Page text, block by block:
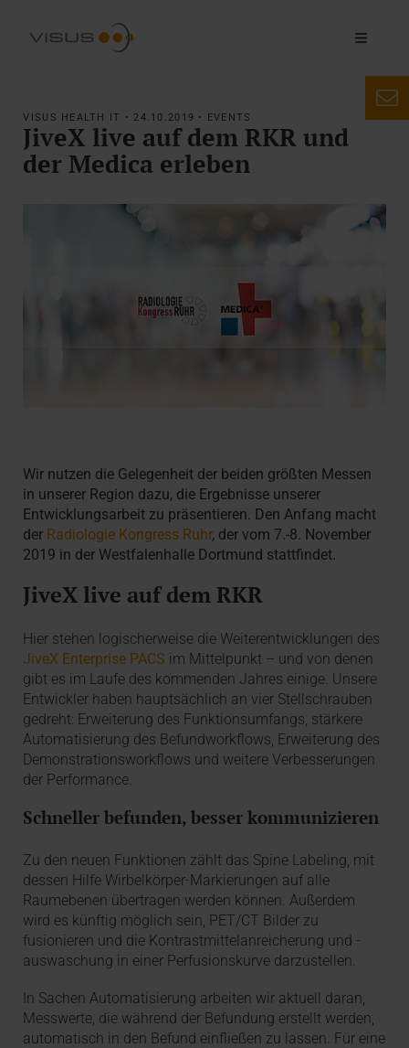
VISUS HEALTH IT • 24.10.2019 • EVENTS
JiveX live auf dem RKR und
der Medica erleben
Wir nutzen die Gelegenheit der beiden größten Messen
in unserer Region dazu, die Ergebnisse unserer
Entwicklungsarbeit zu präsentieren. Den Anfang macht
der Radiologie Kongress Ruhr, der vom 7.-8. November
2019 in der Westfalenhalle Dortmund stattfindet.
JiveX live auf dem RKR
Hier stehen logischerweise die Weiterentwicklungen des
JiveX Enterprise PACS im Mittelpunkt – und von denen
gibt es im Laufe des kommenden Jahres einige. Unsere
Entwickler haben hauptsächlich an vier Stellschrauben
gedreht: Erweiterung des Funktionsumfangs, stärkere
Automatisierung des Befundworkflows, Erweiterung des
Demonstrationsworkflows und weitere Verbesserungen
der Performance.
Schneller befunden, besser kommunizieren
Zu den neuen Funktionen zählt das Spine Labeling, mit
dessen Hilfe Wirbelkörper-Markierungen auf alle
Raumebenen übertragen werden können. Außerdem
wird es künftig möglich sein, PET/CT Bilder zu
fusionieren und die Kontrastmittelanreicherung und -
auswaschung in einer Perfusionskurve darzustellen.
In Sachen Automatisierung arbeiten wir aktuell daran,
Messwerte, die während der Befundung erstellt werden,
automatisch in den Befund einfließen zu lassen. Für eine